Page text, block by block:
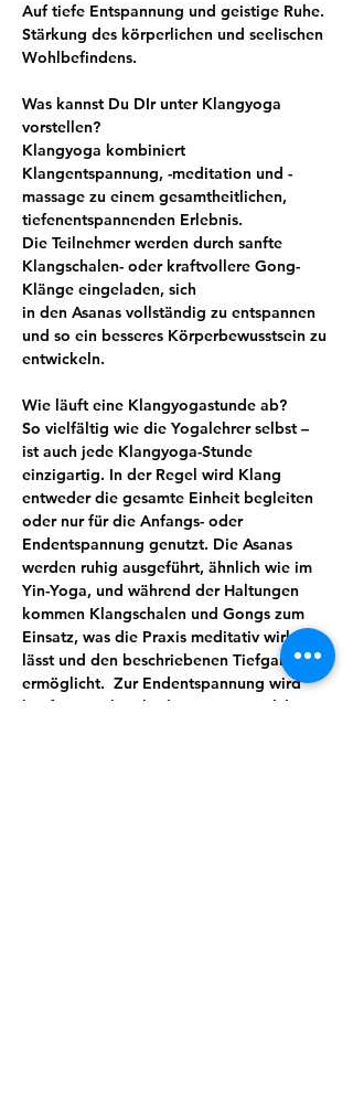
Auf tiefe Entspannung und geistige Ruhe.
Stärkung des körperlichen und seelischen
Wohlbefindens.
Was kannst Du DIr unter Klangyoga
vorstellen?
Klangyoga kombiniert
Klangentspannung, -meditation und -
massage zu einem gesamtheitlichen,
tiefenentspannenden Erlebnis.
Die Teilnehmer werden durch sanfte
Klangschalen- oder kraftvollere Gong-
Klänge eingeladen, sich
in den Asanas vollständig zu entspannen
und so ein besseres Körperbewusstsein zu
entwickeln.
Wie läuft eine Klangyogastunde ab?
So vielfältig wie die Yogalehrer selbst –
ist auch jede Klangyoga-Stunde
einzigartig. In der Regel wird Klang
entweder die gesamte Einheit begleiten
oder nur für die Anfangs- oder
Endentspannung genutzt. Die Asanas
werden ruhig ausgeführt, ähnlich wie im
Yin-Yoga, und während der Haltungen
kommen Klangschalen und Gongs zum
Einsatz, was die Praxis meditativ wirken
lässt und den beschriebenen Tiefgang
ermöglicht.  Zur Endentspannung wird
häufig ein Klangbad integriert, welches